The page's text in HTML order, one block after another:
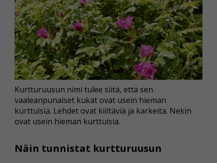
Kurtturuusun nimi tulee siitä, että sen
vaaleanpunaiset kukat ovat usein hieman
kurttuisia. Lehdet ovat kiiltäviä ja karkeita. Nekin
ovat usein hieman kurttuisia.
Näin tunnistat kurtturuusun